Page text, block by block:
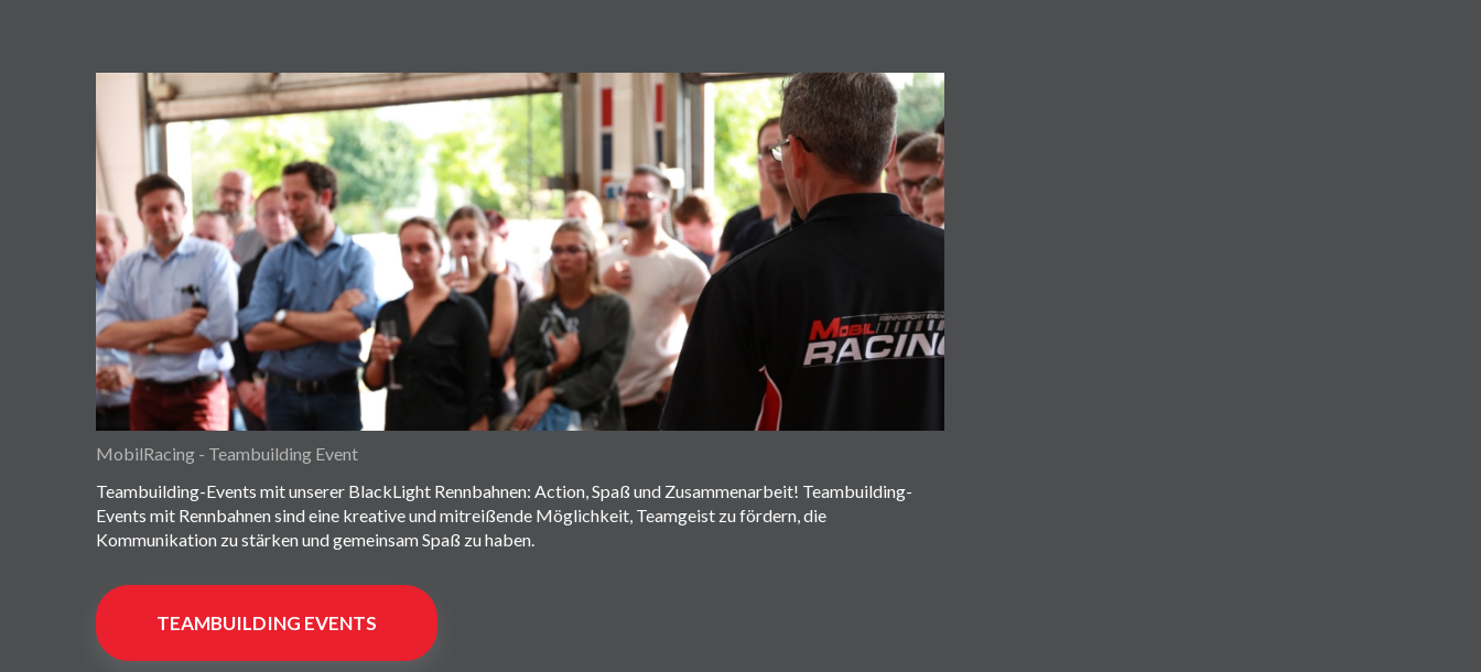
MobilRacing - Teambuilding Event
Teambuilding-Events mit unserer BlackLight Rennbahnen: Action, Spaß und Zusammenarbeit! Teambuilding-
Events mit Rennbahnen sind eine kreative und mitreißende Möglichkeit, Teamgeist zu fördern, die
Kommunikation zu stärken und gemeinsam Spaß zu haben.
TEAMBUILDING EVENTS